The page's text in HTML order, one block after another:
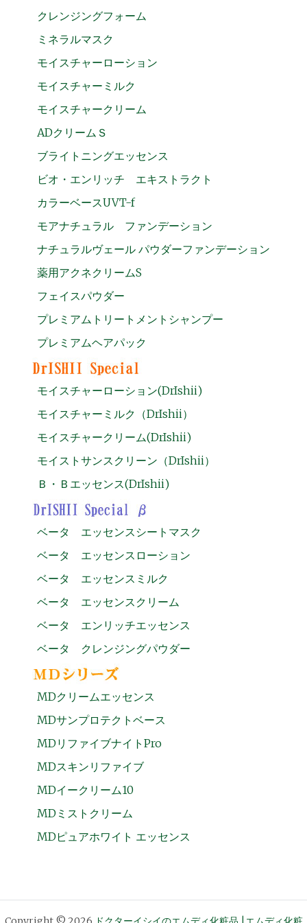
クレンジングフォーム
ミネラルマスク
モイスチャーローション
モイスチャーミルク
モイスチャークリーム
ADクリームＳ
ブライトニングエッセンス
ビオ・エンリッチ エキストラクト
カラーベースUVT-f
モアナチュラル ファンデーション
ナチュラルヴェール パウダーファンデーション
薬用アクネクリームS
フェイスパウダー
プレミアムトリートメントシャンプー
プレミアムヘアパック
モイスチャーローション(DrIshii)
モイスチャーミルク（DrIshii）
モイスチャークリーム(DrIshii)
モイストサンスクリーン（DrIshii）
Ｂ・Ｂエッセンス(DrIshii)
ベータ エッセンスシートマスク
ベータ エッセンスローション
ベータ エッセンスミルク
ベータ エッセンスクリーム
ベータ エンリッチエッセンス
ベータ クレンジングパウダー
MDクリームエッセンス
MDサンプロテクトベース
MDリファイブナイトPro
MDスキンリファイブ
MDイークリーム10
MDミストクリーム
MDピュアホワイト エッセンス